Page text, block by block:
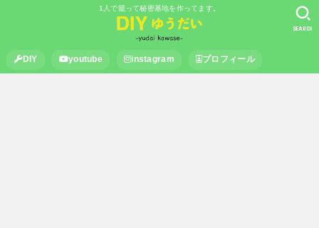
1人で籠って秘密基地を作ってます。
DIY youtube instagram プロフィール
SEARCH